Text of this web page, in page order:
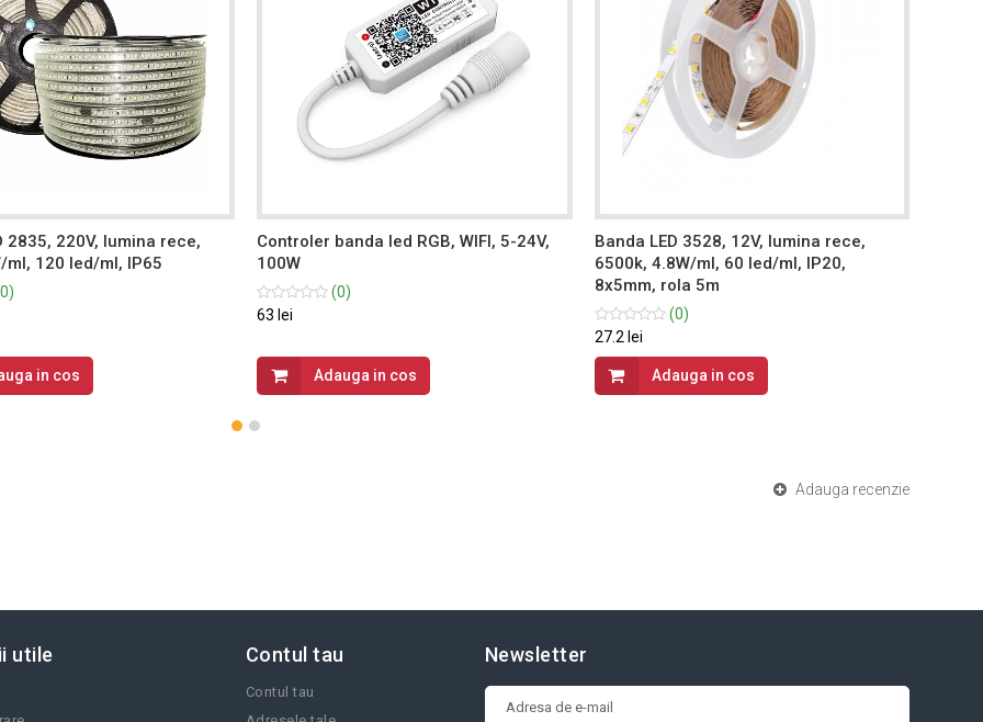
2835, 220V, lumina rece,
ml, 120 led/ml, IP65
in cos
Controler banda led RGB, WIFI, 5-24V,
100W
(0)
63 lei
Adauga in cos
Banda LED 3528, 12V, lumina rece,
6500k, 4.8W/ml, 60 led/ml, IP20,
8x5mm, rola 5m
(0)
27.2 lei
Adauga in cos
Adauga recenzie
utile Contul tau
Contul tau
Newsletter